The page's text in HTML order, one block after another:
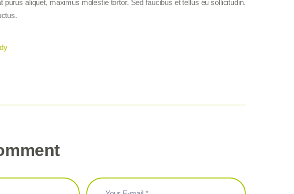
purus aliquet, maximus molestie tortor. Sed faucibus et tellus eu sollicitudin.